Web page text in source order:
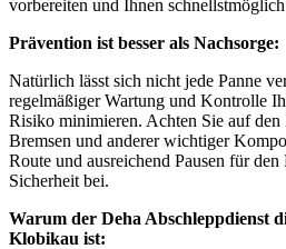
vorbereiten und Ihnen
Prävention ist besser als Nachsorge:
Natürlich lässt sich nicht jede Panne
regelmäßiger Wartung und Kontrolle
Risiko minimieren. Achten Sie auf den
Bremsen und anderer wichtiger
Route und ausreichend Pausen für
Sicherheit bei.
Warum der Deha Abschleppdienst
Klobikau ist: